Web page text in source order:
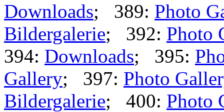
Downloads; 389: Photo
Bildergalerie; 392: Photo
394: Downloads; 395:
Gallery; 397: Photo
Bildergalerie; 400: Photo